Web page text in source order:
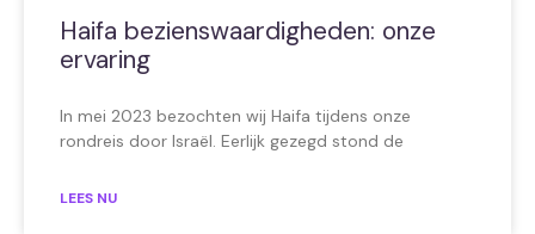
Haifa bezienswaardigheden: onze
ervaring
In mei 2023 bezochten wij Haifa tijdens onze
rondreis door Israël. Eerlijk gezegd stond de
LEES NU